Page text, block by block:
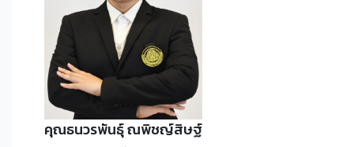
คุณธนวรพันธุ์ ณพิชญ์สิษฐ์